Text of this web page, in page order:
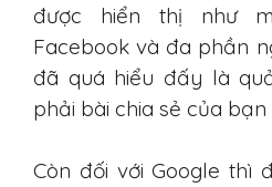
được hiển thị như
Facebook và đa phần
đã quá hiểu đấy là
phải bài chia sẻ của bạn
Còn đối với Google thì